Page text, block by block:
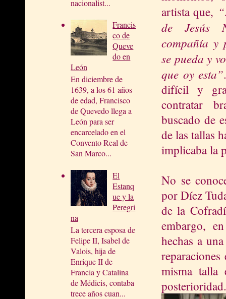
nacionalist...
Francis
co de
Queve
do en
León
En diciembre de
1639, a los 61 años
de edad, Francisco
de Quevedo llega a
León para ser
encarcelado en el
Convento Real de
San Marco...
El
Estanq
ue y la
Peregri
na
La tercera esposa de
Felipe II, Isabel de
Valois, hija de
Enrique II de
Francia y Catalina
de Médicis, contaba
trece años cuan...
artista que,
de Jesús
compañía y
se pueda y
que oy esta”
difícil y
contratar
buscado de
de las tallas
implicaba la
No se
por Díez
de la
embargo,
hechas a
misma talla